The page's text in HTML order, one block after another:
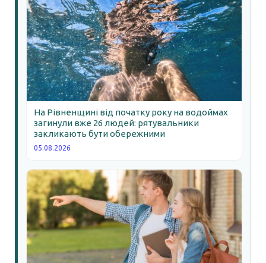
На Рівненщині від початку року на водоймах
загинули вже 26 людей: рятувальники
закликають бути обережними
05.08.2026